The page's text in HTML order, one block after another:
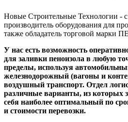
Новые Строительные Технологии -
производитель оборудования для
также обладатель торговой
У нас есть возможность
для заливки пеноизола в любую
пределы, используя
железнодорожный (вагоны и
воздушный транспорт. Отдел
различные варианты, из которых
себя наиболее оптимальный по
и стоимости перевозки.